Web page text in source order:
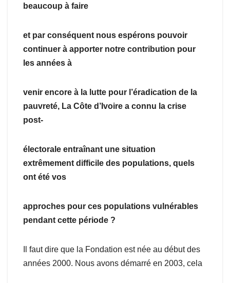
beaucoup à faire
et par conséquent nous espérons pouvoir
continuer à apporter notre contribution pour
les années à
venir encore à la lutte pour l’éradication de la
pauvreté, La Côte d’Ivoire a connu la crise
post-
électorale entraînant une situation
extrêmement difficile des populations, quels
ont été vos
approches pour ces populations vulnérables
pendant cette période ?
Il faut dire que la Fondation est née au début des
années 2000. Nous avons démarré en 2003, cela